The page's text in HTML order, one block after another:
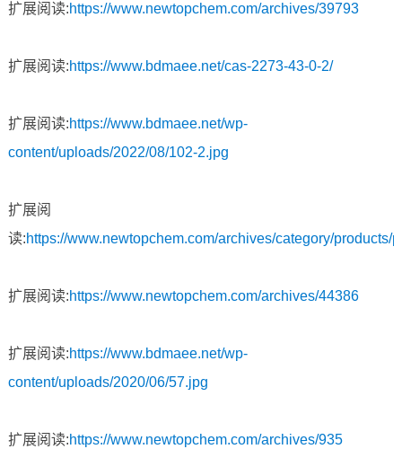
扩展阅读:https://www.newtopchem.com/archives/39793
扩展阅读:https://www.bdmaee.net/cas-2273-43-0-2/
扩展阅读:https://www.bdmaee.net/wp-
content/uploads/2022/08/102-2.jpg
扩展阅
读:https://www.newtopchem.com/archives/category/products/
扩展阅读:https://www.newtopchem.com/archives/44386
扩展阅读:https://www.bdmaee.net/wp-
content/uploads/2020/06/57.jpg
扩展阅读:https://www.newtopchem.com/archives/935